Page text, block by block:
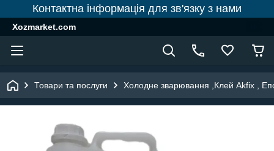
Контактна інформація для зв'язку з нами
Xozmarket.com
Товари та послуги Холодне зварювання ,Клей Akfix ,